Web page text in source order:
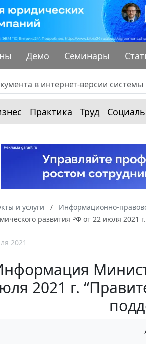
Демо Семинары
Практика Труд
и услуги Информационно-
развития РФ от 22 июля 2021
2021
2021 г.